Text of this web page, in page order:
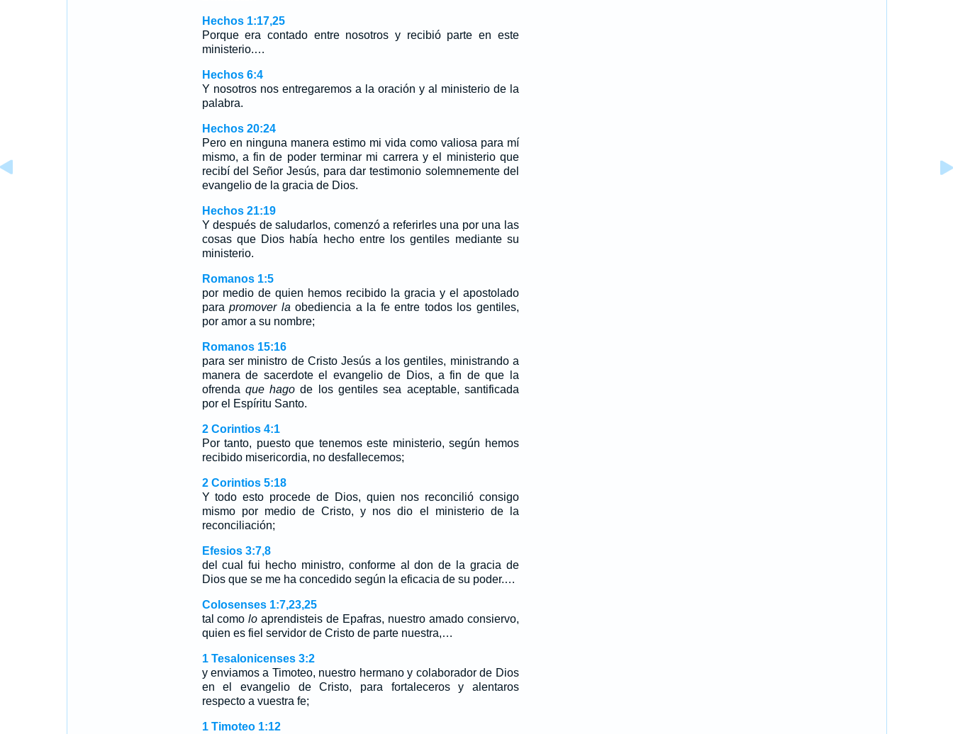
Hechos 1:17,25
Porque era contado entre nosotros y recibió parte en este
ministerio.…
Hechos 6:4
Y nosotros nos entregaremos a la oración y al ministerio de la
palabra.
Hechos 20:24
Pero en ninguna manera estimo mi vida como valiosa para mí
mismo, a fin de poder terminar mi carrera y el ministerio que
recibí del Señor Jesús, para dar testimonio solemnemente del
evangelio de la gracia de Dios.
Hechos 21:19
Y después de saludarlos, comenzó a referirles una por una las
cosas que Dios había hecho entre los gentiles mediante su
ministerio.
Romanos 1:5
por medio de quien hemos recibido la gracia y el apostolado
parapromover la obediencia a la fe entre todos los gentiles,
por amor a su nombre;
Romanos 15:16
para ser ministro de Cristo Jesús a los gentiles, ministrando a
manera de sacerdote el evangelio de Dios, a fin de que la
ofrenda que hago de los gentiles sea aceptable, santificada
por el Espíritu Santo.
2 Corintios 4:1
Por tanto, puesto que tenemos este ministerio, según hemos
recibido misericordia, no desfallecemos;
2 Corintios 5:18
Y todo esto procede de Dios, quien nos reconcilió consigo
mismo por medio de Cristo, y nos dio el ministerio de la
reconciliación;
Efesios 3:7,8
del cual fui hecho ministro, conforme al don de la gracia de
Dios que se me ha concedido según la eficacia de su poder.…
Colosenses 1:7,23,25
tal comolo aprendisteis de Epafras, nuestro amado consiervo,
quien es fiel servidor de Cristo de parte nuestra,…
1 Tesalonicenses 3:2
y enviamos a Timoteo, nuestro hermano y colaborador de Dios
en el evangelio de Cristo, para fortaleceros y alentaros
respecto a vuestra fe;
1 Timoteo 1:12